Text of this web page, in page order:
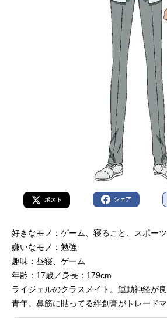
ポスト シェア
好きなモノ：ゲーム、寝ること、スポー
嫌いなモノ：勉強
趣味：昼寝、ゲーム
年齢：17歳／身長：179cm
ライジェルのクラスメイト。運動神経が
青年。鼻筋に貼ってる絆創膏がトレードマ